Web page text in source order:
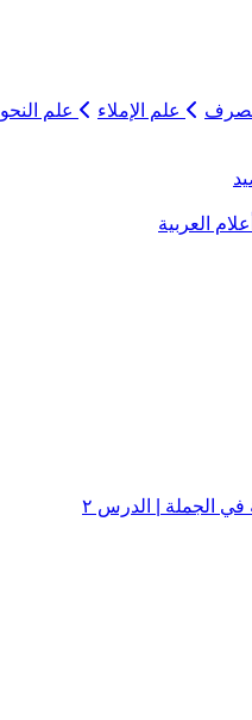
علم الإملاء علم النحو
العربية
الجملة | الدرس ٢